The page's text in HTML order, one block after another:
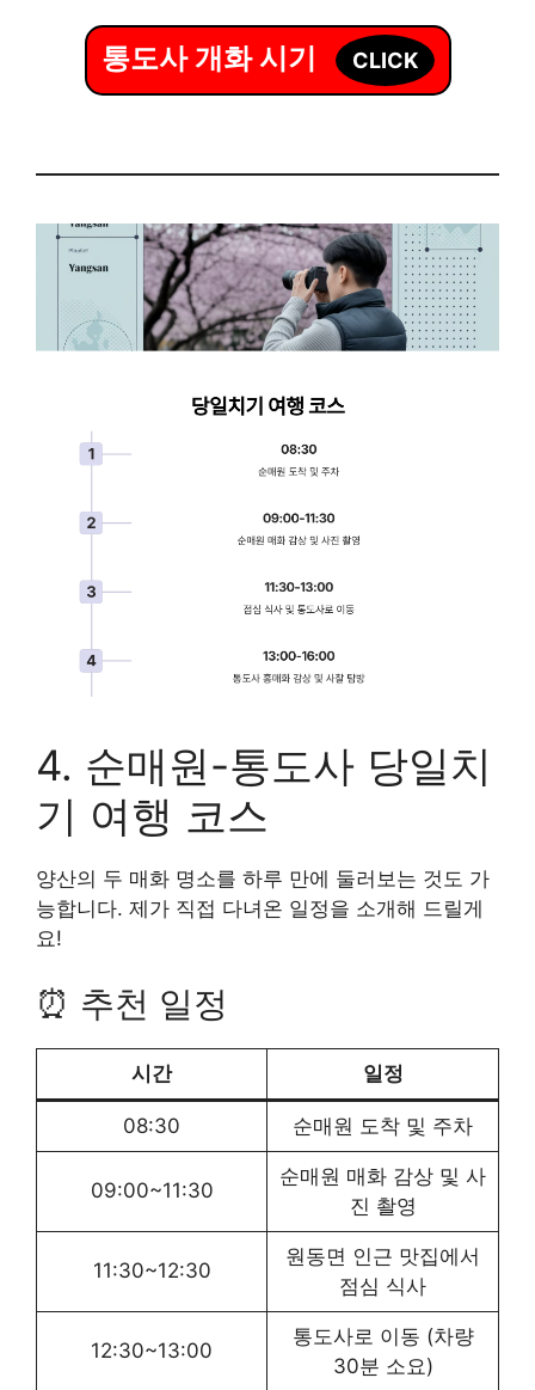
통도사 개화 시기 CLICK
4. 순매원-통도사 당일치
기 여행 코스
양산의 두 매화 명소를 하루 만에 둘러보는 것도 가
능합니다. 제가 직접 다녀온 일정을 소개해 드릴게
요!
⏰ 추천 일정
시간 일정
08:30 순매원 도착 및 주차
09:00~11:30
순매원 매화 감상 및 사
진 촬영
11:30~12:30
원동면 인근 맛집에서
점심 식사
12:30~13:00
통도사로 이동 (차량
30분 소요)